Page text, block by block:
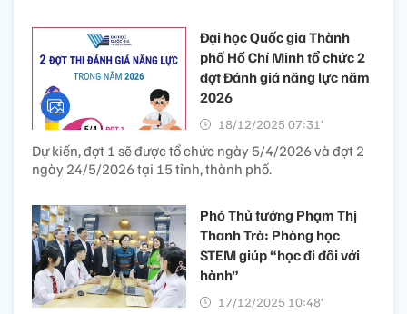
Đại học Quốc gia Thành
phố Hồ Chí Minh tổ chức 2
đợt Đánh giá năng lực năm
2026
18/12/2025 07:31’
Dự kiến, đợt 1 sẽ được tổ chức ngày 5/4/2026 và đợt 2
ngày 24/5/2026 tại 15 tỉnh, thành phố.
Phó Thủ tướng Phạm Thị
Thanh Trà: Phòng học
STEM giúp “học đi đôi với
hành”
17/12/2025 10:48’